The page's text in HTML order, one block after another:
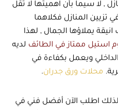
, لا سيما بأن اهميتها لا تقل
تزيين المنازل فكلاهما
يملاؤها الجمال , لهذا
استيل ممتاز في الطائف لديه
ويعمل بكفاءة في
محلات ورق جدران.
اطلب الآن أفضل فني في